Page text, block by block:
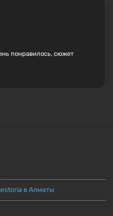
понравилось, сюжет
в Алматы